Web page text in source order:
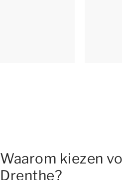
Waarom kiezen
Drenthe?